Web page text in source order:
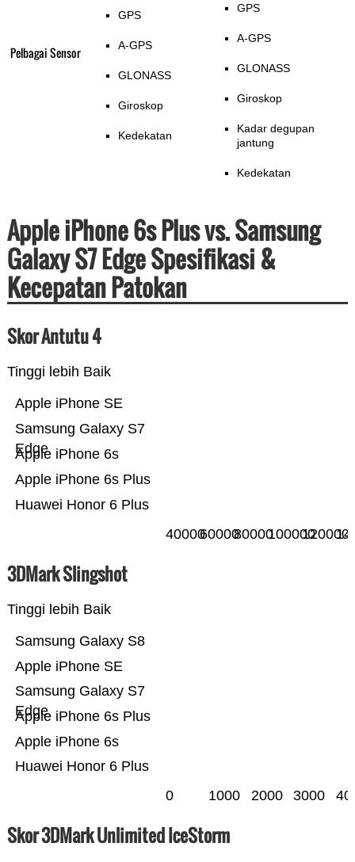
Pelbagai Sensor
GPS
A-GPS
GLONASS
Giroskop
Kedekatan
GPS
A-GPS
GLONASS
Giroskop
Kadar degupan
jantung
Kedekatan
Apple iPhone 6s Plus vs. Samsung
Galaxy S7 Edge Spesifikasi &
Kecepatan Patokan
Skor Antutu 4
Tinggi lebih Baik
Huawei Honor 6 Plus
Apple iPhone 6s Plus
Apple iPhone 6s
Samsung Galaxy S7
Edge
Apple iPhone SE
400006000080000100000120000
3DMark Slingshot
Tinggi lebih Baik
Huawei Honor 6 Plus
Apple iPhone 6s
Apple iPhone 6s Plus
Samsung Galaxy S7
Edge
Apple iPhone SE
Samsung Galaxy S8
0 1000 2000 3000
Skor 3DMark Unlimited IceStorm